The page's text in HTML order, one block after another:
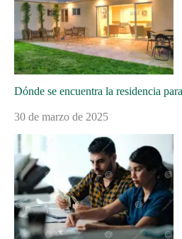
Dónde se encuentra la residencia
30 de marzo de 2025